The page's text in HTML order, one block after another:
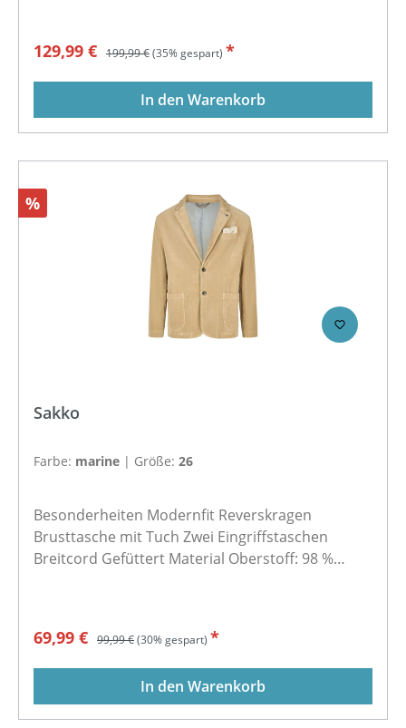
Futter 2: 100 % Polyester
Verkaufspreis:
129,99 € Regulärer Preis:
199,99 €(35% gespart) *
In den Warenkorb
Rabatt
%
Sakko
Farbe: marine | Größe: 26
Besonderheiten Modernfit Reverskragen
Brusttasche mit Tuch Zwei Eingriffstaschen
Breitcord Gefüttert Material Oberstoff: 98 %
Verkaufspreis:
69,99 € Regulärer Preis:
99,99 €(30% gespart) *
In den Warenkorb